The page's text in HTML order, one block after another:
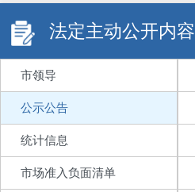
法定主动公开内容
市领导
公示公告
统计信息
市场准入负面清单